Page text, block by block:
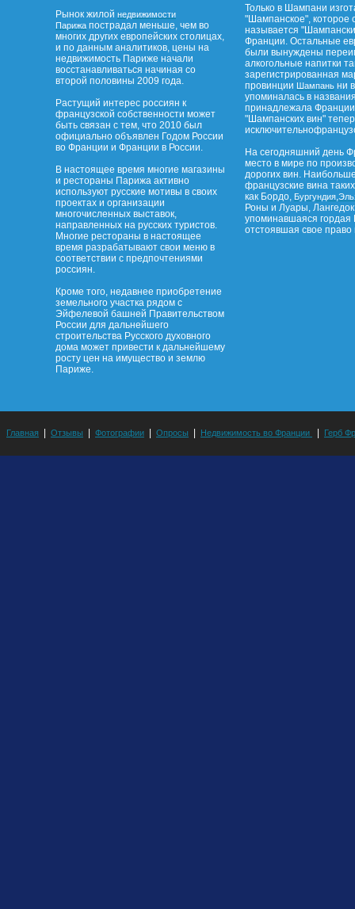
Рынок жилой недвижимости
Парижа пострадал меньше, чем во
многих других европейских столицах,
и по данным аналитиков, цены на
недвижимость Париже начали
восстанавливаться начиная со
второй половины 2009 года.
Растущий интерес россиян к
французской собственности может
быть связан с тем, что 2010 был
официально объявлен Годом России
во Франции и Франции в России.
В настоящее время многие магазины
и рестораны Парижа активно
используют русские мотивы в своих
проектах и организации
многочисленных выставок,
направленных на русских туристов.
Многие рестораны в настоящее
время разрабатывают свои меню в
соответствии с предпочтениями
россиян.
Кроме того, недавнее приобретение
земельного участка рядом с
Эйфелевой башней Правительством
России для дальнейшего
строительства Русского духовного
дома может привести к дальнейшему
росту цен на имущество и землю
Париже.
Только в Шампани
"Шампанское", которое
называется
Франции. Остальные
были вынуждены
алкогольные напитки
зарегистрированная
провинции Шампань ни
упоминалась в
принадлежала
"Шампанских вин"
На сегодняшний день
место в мире по
дорогих вин.
французские вина
как Бордо, Бургундия,
Роны и Луары,
упоминавшаяся
отстоявшая свое право
Главная Отзывы Фотографии Опросы Недвижимость во Франции Герб